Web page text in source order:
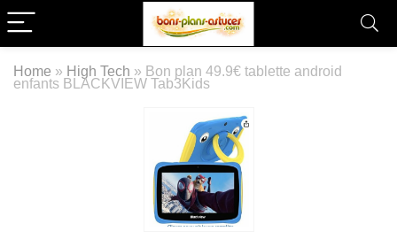
Home » High Tech » Bon plan 49.9€ tablette android
enfants BLACKVIEW Tab3Kids